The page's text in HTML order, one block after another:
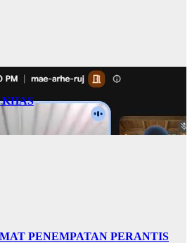
PENEMPATAN PERANTIS